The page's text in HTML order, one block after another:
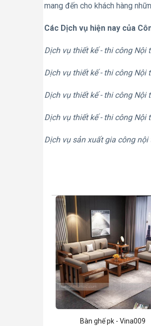
mang đến cho khách hàng
Các Dịch vụ hiện nay của
Dịch vụ thiết kế - thi công Nội
Dịch vụ thiết kế - thi công Nội
Dịch vụ thiết kế - thi công Nội
Dịch vụ thiết kế - thi công Nội
Dịch vụ sản xuất gia công
Bàn ghế pk - Vina009